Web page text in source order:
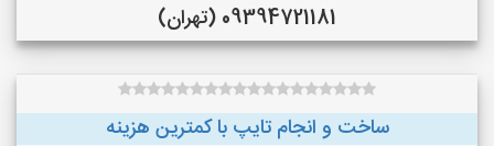
09394721181 (تهران)
ساخت و انجام تایپ با کمترین هزینه